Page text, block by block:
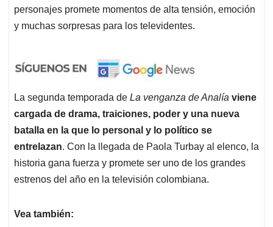
personajes promete momentos de alta tensión, emoción
y muchas sorpresas para los televidentes.
La segunda temporada de La venganza de Analía viene
cargada de drama, traiciones, poder y una nueva
batalla en la que lo personal y lo político se
entrelazan. Con la llegada de Paola Turbay al elenco, la
historia gana fuerza y promete ser uno de los grandes
estrenos del año en la televisión colombiana.
Vea también: